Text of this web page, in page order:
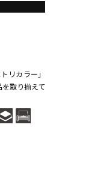
リカラー」
取り揃えて